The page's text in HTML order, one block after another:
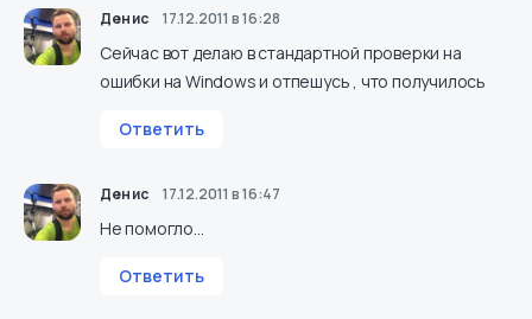
Денис 17.12.2011 в 16:28
Сейчас вот делаю в стандартной проверки на
ошибки на Windows и отпешусь , что получилось
Ответить
Денис 17.12.2011 в 16:47
Не помогло…
Ответить